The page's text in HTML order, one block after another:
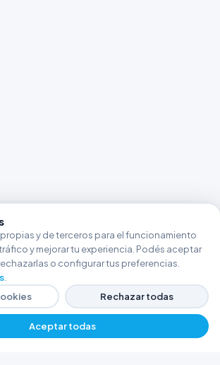
+ Agregar
y de terceros para el funcionamiento
y mejorar tu experiencia. Podés aceptar
o configurar tus preferencias.
Rechazar todas
Aceptar todas